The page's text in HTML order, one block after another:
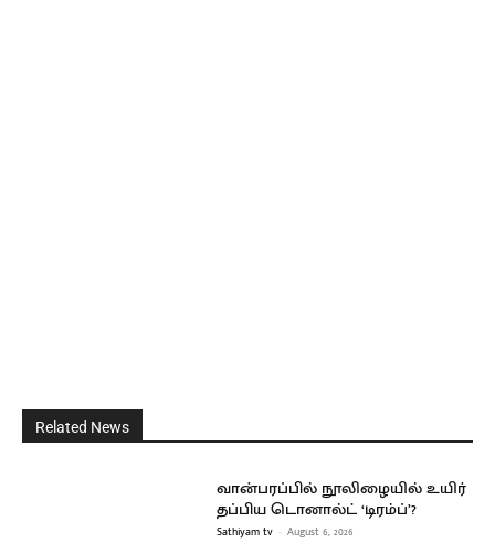
Related News
வான்பரப்பில் நூலிழையில் உயிர்
தப்பிய டொனால்ட் ‘டிரம்ப்’?
Sathiyam tv - August 6, 2026